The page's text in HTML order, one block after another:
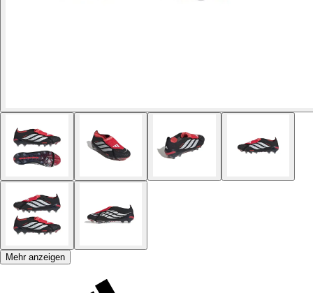
Mehr anzeigen